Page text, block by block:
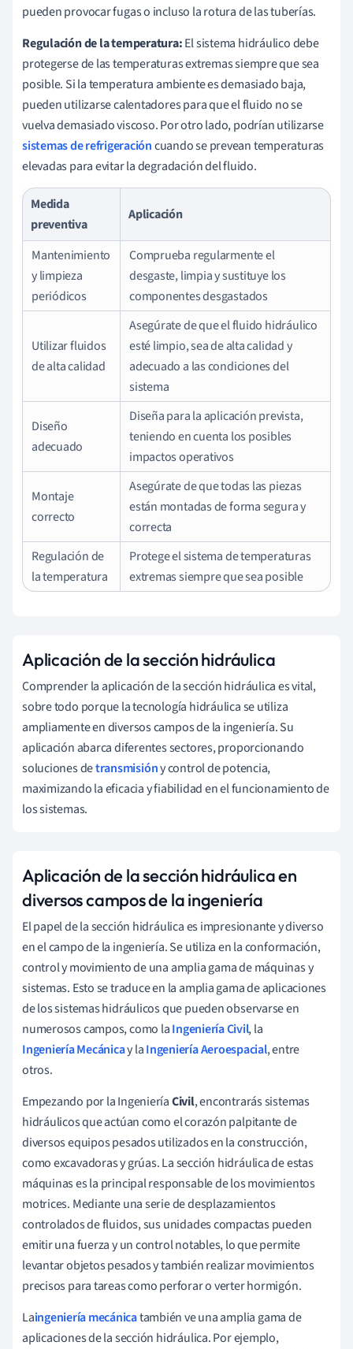
pueden provocar fugas o incluso la rotura de las tuberías.
Regulación de la temperatura:El sistema hidráulico debe
protegerse de las temperaturas extremas siempre que sea
posible. Si la temperatura ambiente es demasiado baja,
pueden utilizarse calentadores para que el fluido no se
vuelva demasiado viscoso. Por otro lado, podrían utilizarse
sistemas de refrigeracióncuando se prevean temperaturas
elevadas para evitar la degradación del fluido.
Medida
preventiva
Aplicación
Mantenimiento
y limpieza
periódicos
Comprueba regularmente el
desgaste, limpia y sustituye los
componentes desgastados
Utilizar fluidos
de alta calidad
Asegúrate de que el fluido hidráulico
esté limpio, sea de alta calidad y
adecuado a las condiciones del
sistema
Diseño
adecuado
Diseña para la aplicación prevista,
teniendo en cuenta los posibles
impactos operativos
Montaje
correcto
Asegúrate de que todas las piezas
están montadas de forma segura y
correcta
Regulación de
la temperatura
Protege el sistema de temperaturas
extremas siempre que sea posible
Aplicación de la sección hidráulica
Comprender la aplicación de la sección hidráulica es vital,
sobre todo porque la tecnología hidráulica se utiliza
ampliamente en diversos campos de la ingeniería. Su
aplicación abarca diferentes sectores, proporcionando
soluciones detransmisióny control de potencia,
maximizando la eficacia y fiabilidad en el funcionamiento de
los sistemas.
Aplicación de la sección hidráulica en
diversos campos de la ingeniería
El papel de la sección hidráulica es impresionante y diverso
en el campo de la ingeniería. Se utiliza en la conformación,
control y movimiento de una amplia gama de máquinas y
sistemas. Esto se traduce en la amplia gama de aplicaciones
de los sistemas hidráulicos que pueden observarse en
numerosos campos, como laIngeniería Civil, la
Ingeniería Mecánicay laIngeniería Aeroespacial, entre
otros.
Empezando por la IngenieríaCivil, encontrarás sistemas
hidráulicos que actúan como el corazón palpitante de
diversos equipos pesados utilizados en la construcción,
como excavadoras y grúas. La sección hidráulica de estas
máquinas es la principal responsable de los movimientos
motrices. Mediante una serie de desplazamientos
controlados de fluidos, sus unidades compactas pueden
emitir una fuerza y un control notables, lo que permite
levantar objetos pesados y también realizar movimientos
precisos para tareas como perforar o verter hormigón.
Laingeniería mecánicatambién ve una amplia gama de
aplicaciones de la sección hidráulica. Por ejemplo,